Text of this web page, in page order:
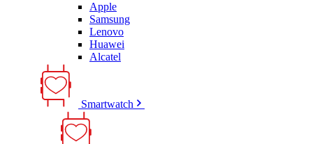
Apple
Samsung
Lenovo
Huawei
Alcatel
Smartwatch